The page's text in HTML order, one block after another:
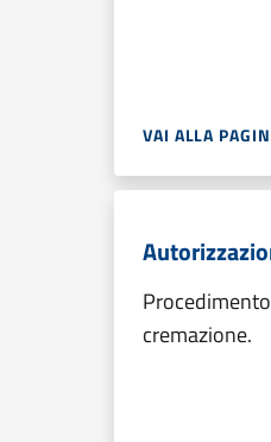
VAI ALLA
cremazione.